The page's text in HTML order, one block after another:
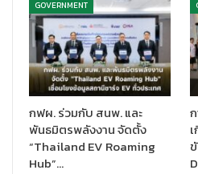
มกราคม 2568 ซึ่งผู้โดยสารสามาร
โดยสารทุกสถานี ตั้งแต่เวลา 05.30 น
หมด บริษัทฯ หวังเป็นอย่างยิ่งว่าผู้ใช้
ความสะดวกสบาย และความปลอดภั
เทศกาลแห่งความสุขนี้
GOVERNMENT
กฟผ. ร่วมกับ สนพ. และ
พันธมิตรพลังงาน จัดตั้ง
“Thailand EV Roaming
Hub”…